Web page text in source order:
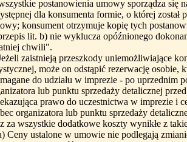
postanowienia umowy sporządza się
dla konsumenta formie, o której
konsument otrzymuje kopię tych
lit. b) nie wyklucza opóźnionego
chwili".
zaistnieją przeszkody uniemożliwiające
może on odstąpić rezerwację osobie,
do udziału w imprezie - po uprzednim
lub punktu sprzedaży detalicznej
prawo do uczestnictwa w imprezie i
organizatora lub punktu sprzedaży
za wszystkie dodatkowe koszty wynikłe z
Ceny ustalone w umowie nie podlegają